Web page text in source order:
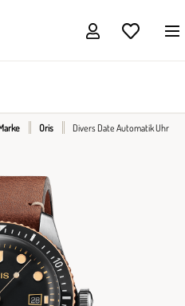
Oris Divers Date Automatik Uhr